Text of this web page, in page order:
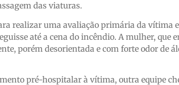
das viaturas.
realizar uma avaliação primária da vítima
até a cena do incêndio. A mulher, que
porém desorientada e com forte odor de
pré-hospitalar à vítima, outra equipe